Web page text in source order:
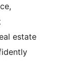
estate